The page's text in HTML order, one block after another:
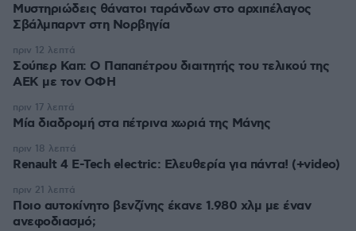
Μυστηριώδεις θάνατοι ταράνδων στο αρχιπέλαγος
Σβάλμπαρντ στη Νορβηγία
Σούπερ Καπ: Ο Παπαπέτρου διαιτητής του τελικού της
ΑΕΚ με τον ΟΦΗ
πριν 12 λεπτά
Μία διαδρομή στα πέτρινα χωριά της Μάνης
πριν 17 λεπτά
Renault 4 E-Tech electric: Ελευθερία για πάντα! (+video)
πριν 18 λεπτά
Ποιο αυτοκίνητο βενζίνης έκανε 1.980 χλμ με έναν
ανεφοδιασμό;
πριν 21 λεπτά